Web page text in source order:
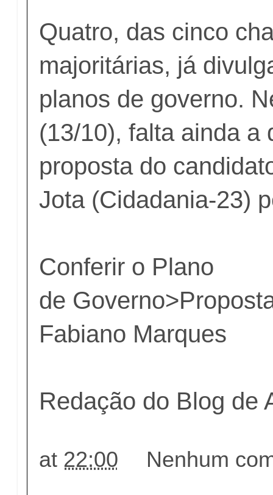
Quatro, das cinco
majoritárias, já
planos de governo.
(13/10), falta ainda a
proposta do
Jota (Cidadania-23)
Conferir o Plano
de Governo>
Fabiano Marques
Redação do Blog de
at 22:00 Nenhum